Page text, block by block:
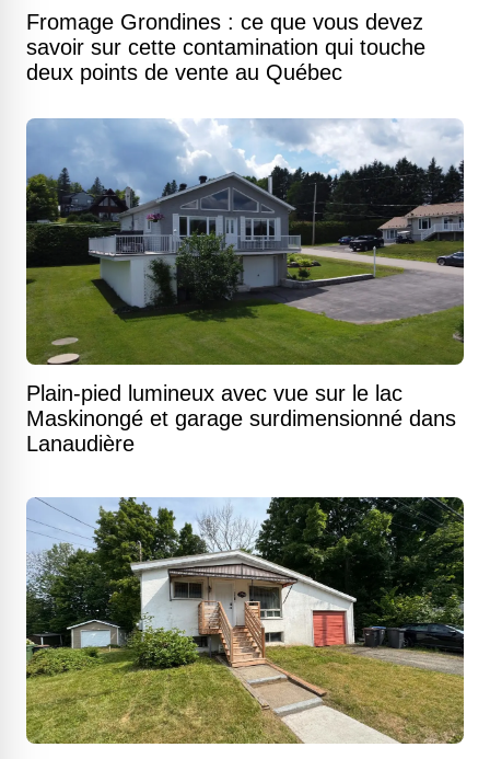
Fromage Grondines : ce que vous devez
savoir sur cette contamination qui touche
deux points de vente au Québec
Plain-pied lumineux avec vue sur le lac
Maskinongé et garage surdimensionné dans
Lanaudière